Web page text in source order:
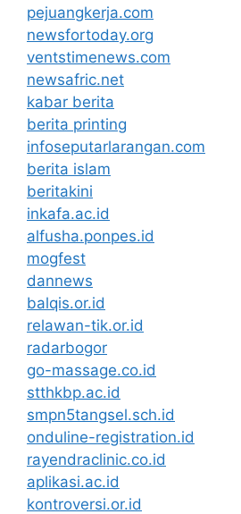
pejuangkerja.com
newsfortoday.org
ventstimenews.com
newsafric.net
kabar berita
berita printing
infoseputarlarangan.com
berita islam
beritakini
inkafa.ac.id
alfusha.ponpes.id
mogfest
dannews
balqis.or.id
relawan-tik.or.id
radarbogor
go-massage.co.id
stthkbp.ac.id
smpn5tangsel.sch.id
onduline-registration.id
rayendraclinic.co.id
aplikasi.ac.id
kontroversi.or.id